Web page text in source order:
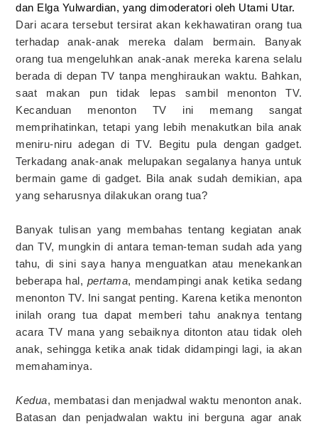
dan Elga Yulwardian, yang dimoderatori oleh Utami Utar.
Dari acara tersebut tersirat akan kekhawatiran orang tua
terhadap anak-anak mereka dalam bermain. Banyak
orang tua mengeluhkan anak-anak mereka karena selalu
berada di depan TV tanpa menghiraukan waktu. Bahkan,
saat makan pun tidak lepas sambil menonton TV.
Kecanduan menonton TV ini memang sangat
memprihatinkan, tetapi yang lebih menakutkan bila anak
meniru-niru adegan di TV. Begitu pula dengan gadget.
Terkadang anak-anak melupakan segalanya hanya untuk
bermain game di gadget. Bila anak sudah demikian, apa
yang seharusnya dilakukan orang tua?
Banyak tulisan yang membahas tentang kegiatan anak
dan TV, mungkin di antara teman-teman sudah ada yang
tahu, di sini saya hanya menguatkan atau menekankan
beberapa hal, pertama, mendampingi anak ketika sedang
menonton TV. Ini sangat penting. Karena ketika menonton
inilah orang tua dapat memberi tahu anaknya tentang
acara TV mana yang sebaiknya ditonton atau tidak oleh
anak, sehingga ketika anak tidak didampingi lagi, ia akan
memahaminya.
Kedua, membatasi dan menjadwal waktu menonton anak.
Batasan dan penjadwalan waktu ini berguna agar anak